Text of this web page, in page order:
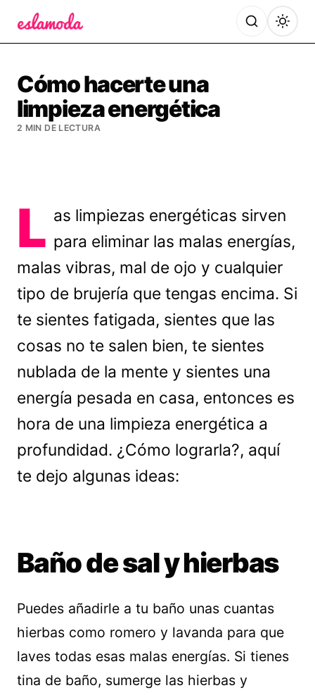
Cómo hacerte una
limpieza energética
2 MIN DE LECTURA
L as limpiezas energéticas sirven
para eliminar las malas energías,
malas vibras, mal de ojo y cualquier
tipo de brujería que tengas encima. Si
te sientes fatigada, sientes que las
cosas no te salen bien, te sientes
nublada de la mente y sientes una
energía pesada en casa, entonces es
hora de una limpieza energética a
profundidad. ¿Cómo lograrla?, aquí
te dejo algunas ideas:
Baño de sal y hierbas
Puedes añadirle a tu baño unas cuantas
hierbas como romero y lavanda para que
laves todas esas malas energías. Si tienes
tina de baño, sumerge las hierbas y